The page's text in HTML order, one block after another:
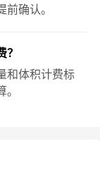
确认。
和体积计费标